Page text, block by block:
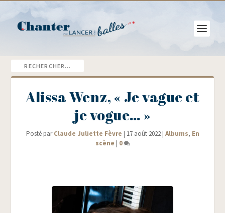
Alissa Wenz, « Je vague et
je vogue… »
Posté parClaude Juliette Fèvre | 17 août 2022| Albums, En
scène | 0